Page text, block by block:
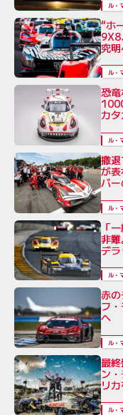
ル・
“ホ
9X8
究
ル・
恐
カ
ル・
撤
が
バ
ル・
「
非
デ
ル・
赤
フ
へ
ル・
最
ン
リ
ル・